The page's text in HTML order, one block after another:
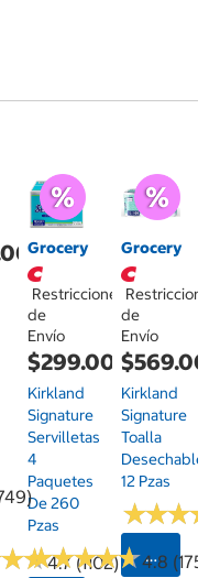
★★
★★4.7 (1102)
Grocery
Restricciones
de
Envío
$299.00
Kirkland
Signature
Servilletas
4
Paquetes
De 260
Pzas
★★★★★
★★★★★4.8 (175)
Grocery
de
Envío
$569.00
Kirkland
Signature
Toalla
Desechable
12 Pzas
★★★
★★★